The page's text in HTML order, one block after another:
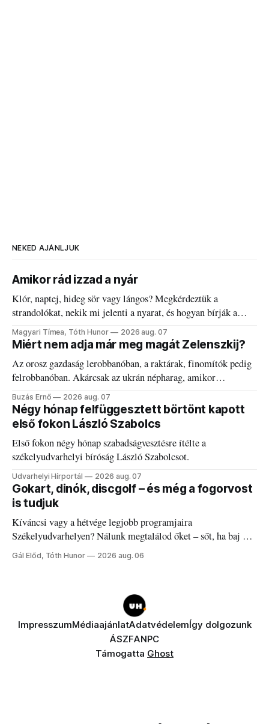
NEKED AJÁNLJUK
Amikor rád izzad a nyár
Klór, naptej, hideg sör vagy lángos? Megkérdeztük a
strandolókat, nekik mi jelenti a nyarat, és hogyan bírják a
kánikulát.
Magyari Tímea, Tóth Hunor 2026 aug. 07
Miért nem adja már meg magát Zelenszkij?
Az orosz gazdaság lerobbanóban, a raktárak, finomítók pedig
felrobbanóban. Akárcsak az ukrán népharag, amikor
elégedetlen vezetőivel.
Buzás Ernő 2026 aug. 07
Négy hónap felfüggesztett börtönt kapott
első fokon László Szabolcs
Első fokon négy hónap szabadságvesztésre ítélte a
székelyudvarhelyi bíróság László Szabolcsot.
Udvarhelyi Hírportál 2026 aug. 07
Gokart, dinók, discgolf – és még a fogorvost
is tudjuk
Kíváncsi vagy a hétvége legjobb programjaira
Székelyudvarhelyen? Nálunk megtalálod őket – sőt, ha baj van
a fogaddal, a fogorvosi ügyeletet is!
Gál Előd, Tóth Hunor 2026 aug. 06
ImpresszumMédiaajánlatAdatvédelemÍgy dolgozunk
ÁSZFANPC
Támogatta Ghost